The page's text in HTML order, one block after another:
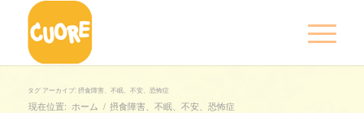
タグ アーカイブ: 摂食障害、不眠、不安、恐怖症
現在位置: ホーム / 摂食障害、不眠、不安、恐怖症